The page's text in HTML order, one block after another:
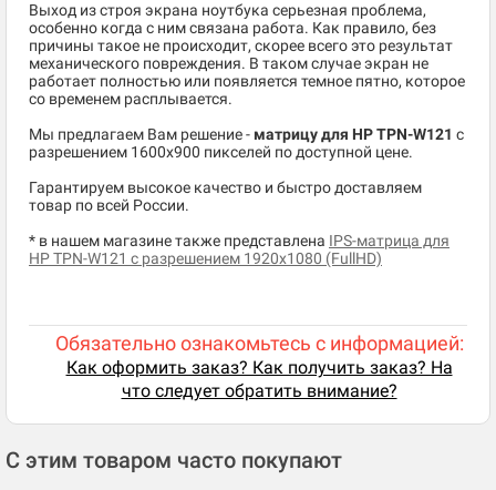
Выход из строя экрана ноутбука серьезная проблема,
особенно когда с ним связана работа. Как правило, без
причины такое не происходит, скорее всего это результат
механического повреждения. В таком случае экран не
работает полностью или появляется темное пятно, которое
со временем расплывается.
Мы предлагаем Вам решение - матрицу для HP TPN-W121 c
разрешением 1600x900 пикселей по доступной цене.
Гарантируем высокое качество и быстро доставляем
товар по всей России.
* в нашем магазине также представлена IPS-матрица для
HP TPN-W121 с разрешением 1920x1080 (FullHD)
Обязательно ознакомьтесь с информацией:
Как оформить заказ? Как получить заказ? На
что следует обратить внимание?
С этим товаром часто покупают